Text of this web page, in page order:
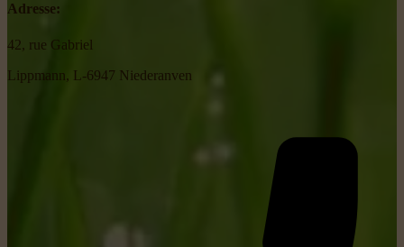
Adresse:
42, rue Gabriel
Lippmann, L-6947 Niederanven